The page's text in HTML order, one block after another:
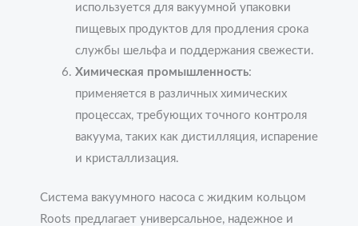
используется для вакуумной упаковки
пищевых продуктов для продления срока
службы шельфа и поддержания свежести.
Химическая промышленность:
применяется в различных химических
процессах, требующих точного контроля
вакуума, таких как дистилляция, испарение
и кристаллизация.
Система вакуумного насоса с жидким кольцом
Roots предлагает универсальное, надежное и